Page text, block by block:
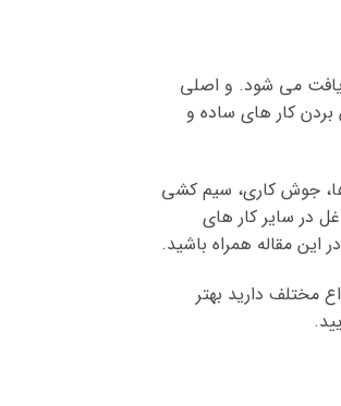
یافت می شود. و اصلی
کار های ساده و
جوش کاری، سیم کشی
در سایر کار های
این مقاله همراه باشید.
مختلف دارید بهتر